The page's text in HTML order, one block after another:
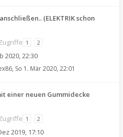
(ELEKTRIK schon
1 2
2020, 22:30
, So 1. Mär 2020, 22:01
einer neuen Gummidecke
1 2
2019, 17:10